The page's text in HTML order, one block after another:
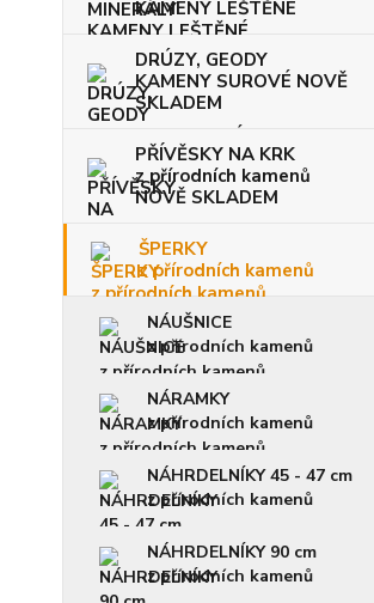
KAMENY LEŠTĚNÉ
DRÚZY, GEODY
KAMENY SUROVÉ NOVĚ
SKLADEM
PŘÍVĚSKY NA KRK
z přírodních kamenů
NOVĚ SKLADEM
ŠPERKY
z přírodních kamenů
NÁUŠNICE
z přírodních kamenů
NÁRAMKY
z přírodních kamenů
NÁHRDELNÍKY 45 - 47 cm
z přírodních kamenů
NÁHRDELNÍKY 90 cm
z přírodních kamenů